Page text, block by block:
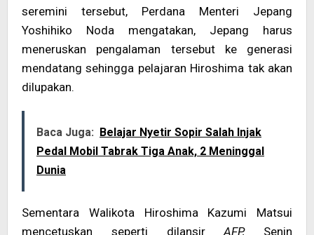
seremini tersebut, Perdana Menteri Jepang
Yoshihiko Noda mengatakan, Jepang harus
meneruskan pengalaman tersebut ke generasi
mendatang sehingga pelajaran Hiroshima tak akan
dilupakan.
Baca Juga: Belajar Nyetir Sopir Salah Injak
Pedal Mobil Tabrak Tiga Anak, 2 Meninggal
Dunia
Sementara Walikota Hiroshima Kazumi Matsui
mencetuskan seperti dilansirAFP,Senin